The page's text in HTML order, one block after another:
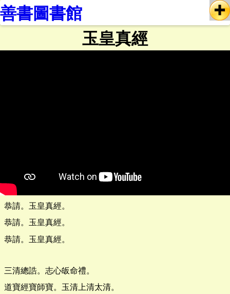
善書圖書館
玉皇真經
恭請。玉皇真經。
恭請。玉皇真經。
恭請。玉皇真經。
三清總誥。志心皈命禮。
道寶經寶師寶。玉清上清太清。